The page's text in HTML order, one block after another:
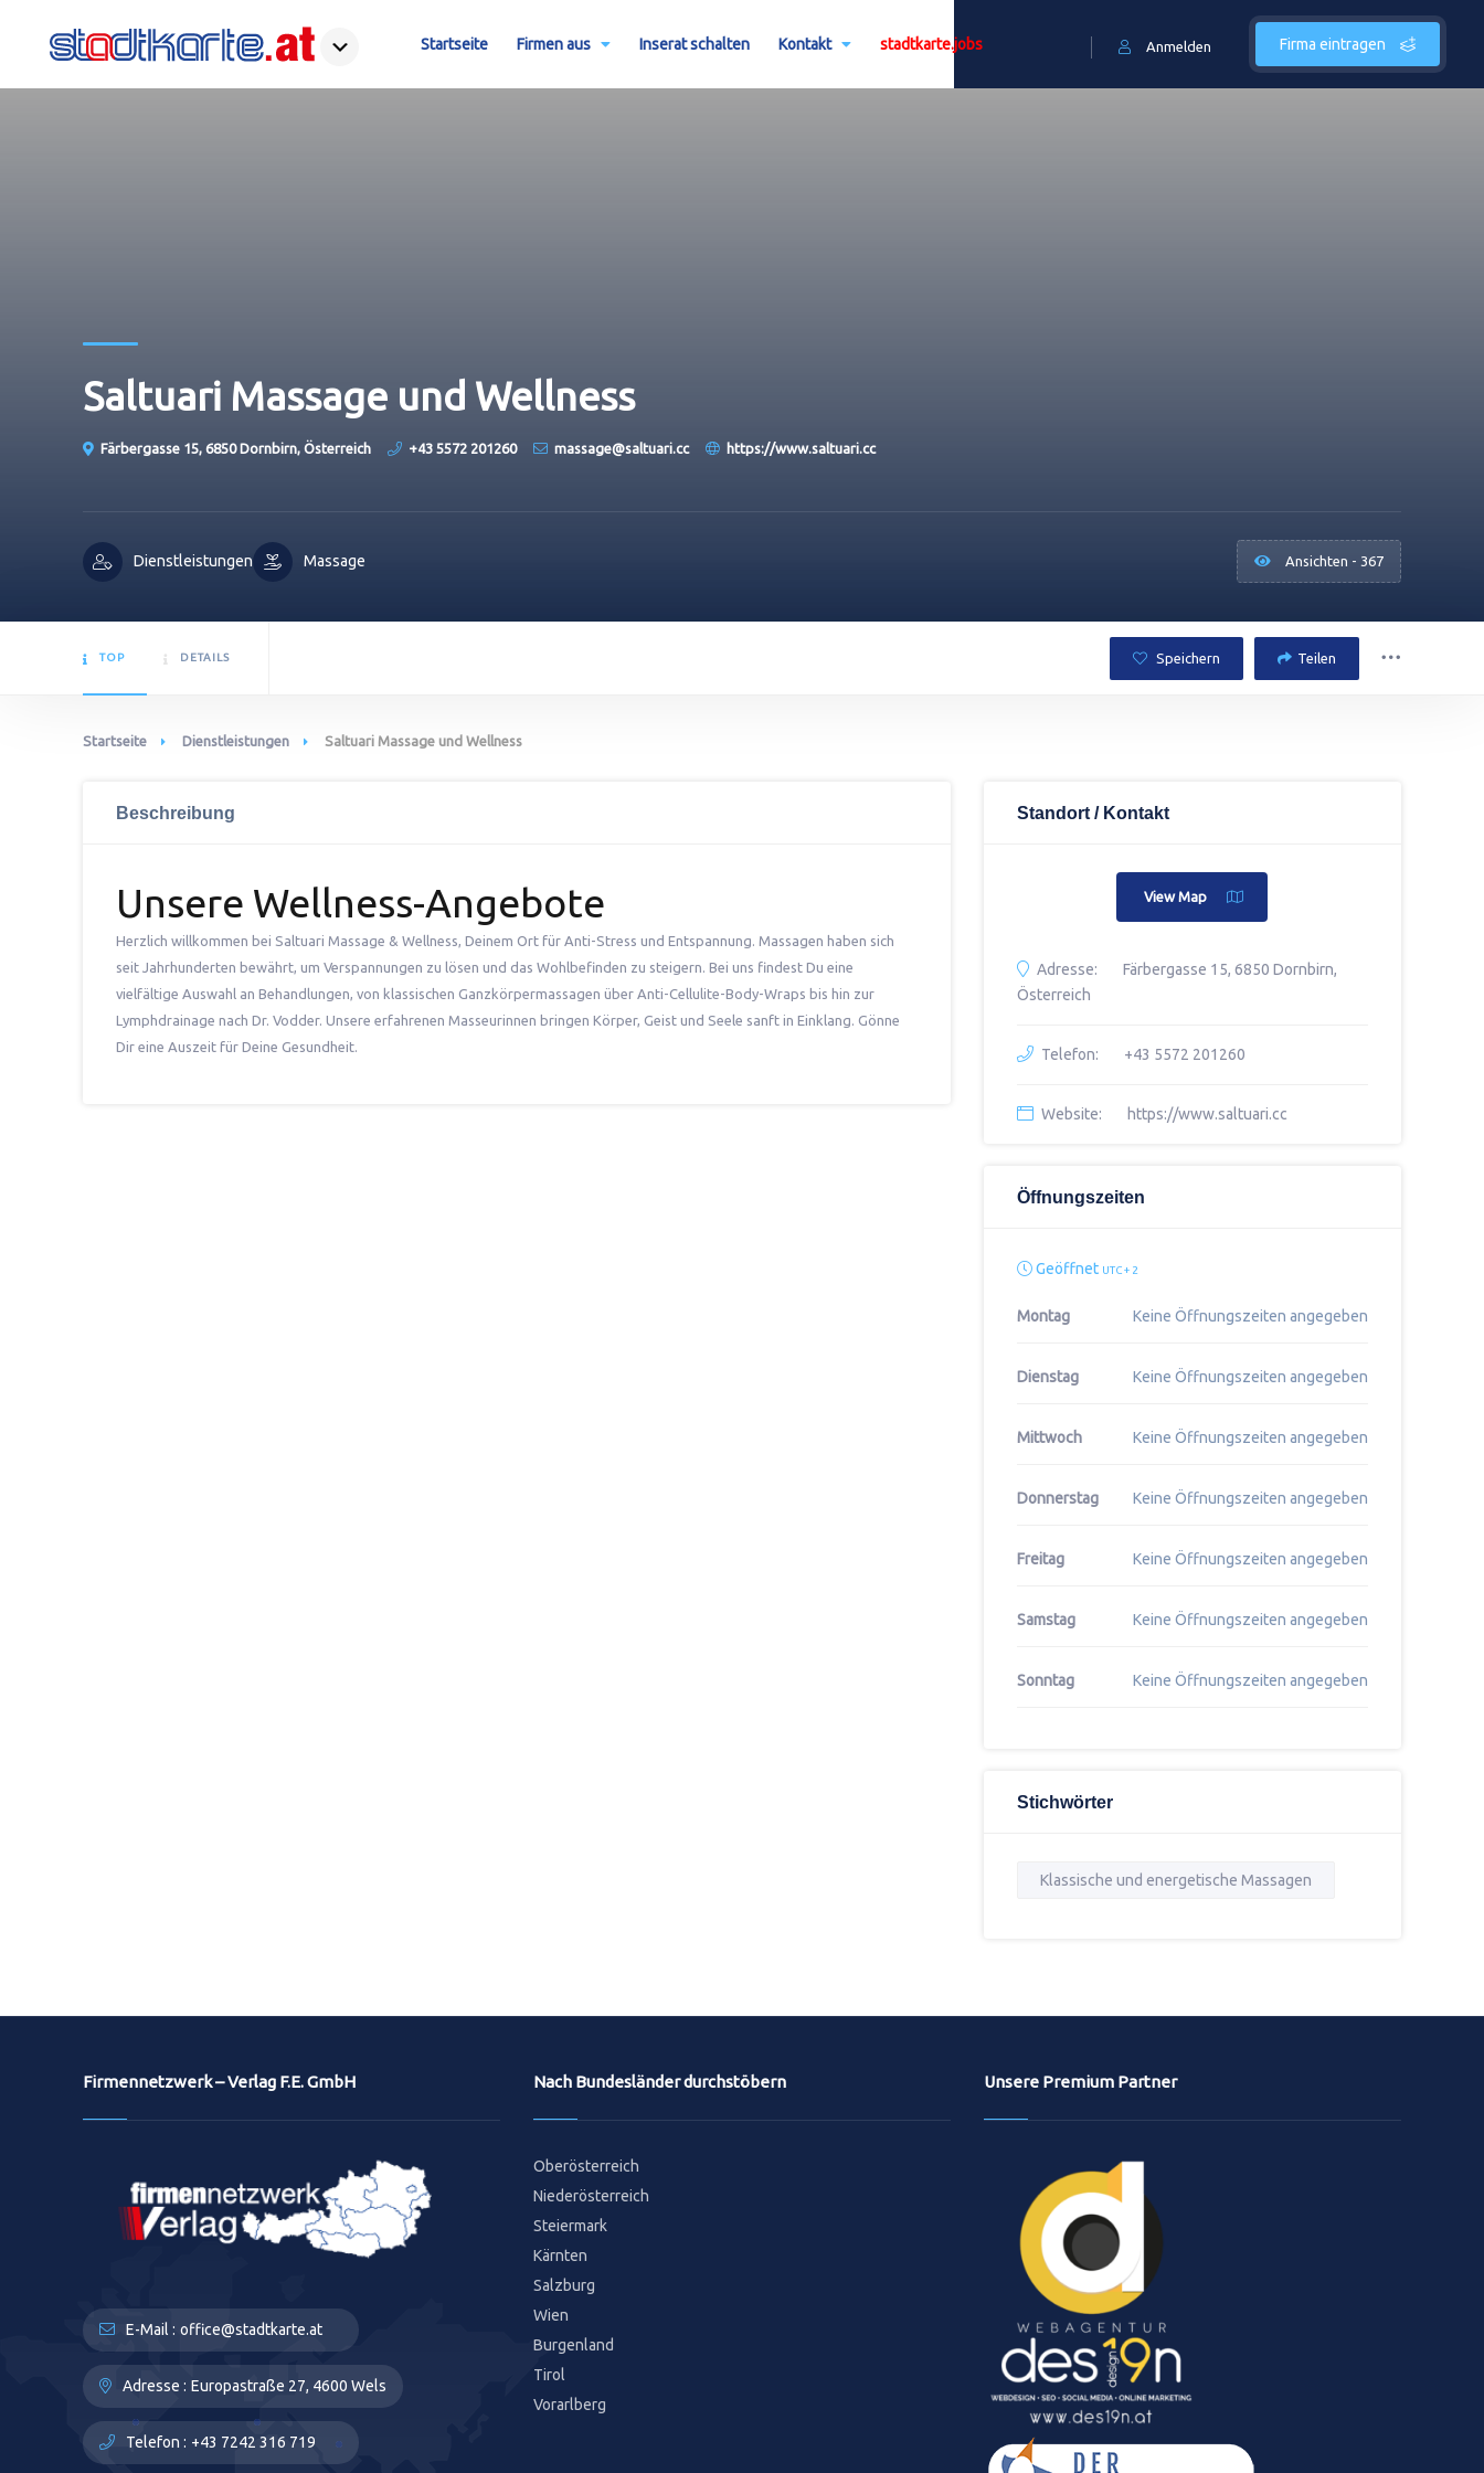
Firma eintragen
Anmelden
Startseite Firmen aus Inserat schalten Kontakt stadtkarte.jobs
Saltuari Massage und Wellness
Färbergasse 15, 6850 Dornbirn, Österreich +43 5572 201260 massage@saltuari.cc https://www.saltuari.cc
Dienstleistungen Massage Ansichten - 367
TOP DETAILS Speichern Teilen
Startseite Dienstleistungen Saltuari Massage und Wellness
Beschreibung
Unsere Wellness-Angebote
Herzlich willkommen bei Saltuari Massage & Wellness, Deinem Ort für Anti-Stress und Entspannung. Massagen haben sich
seit Jahrhunderten bewährt, um Verspannungen zu lösen und das Wohlbefinden zu steigern. Bei uns findest Du eine
vielfältige Auswahl an Behandlungen, von klassischen Ganzkörpermassagen über Anti-Cellulite-Body-Wraps bis hin zur
Lymphdrainage nach Dr. Vodder. Unsere erfahrenen Masseurinnen bringen Körper, Geist und Seele sanft in Einklang. Gönne
Dir eine Auszeit für Deine Gesundheit.
Standort / Kontakt
View Map
Adresse:
Färbergasse 15, 6850 Dornbirn,
Österreich
Telefon: +43 5572 201260
Website: https://www.saltuari.cc
Öffnungszeiten
Geöffnet UTC + 2
Montag Keine Öffnungszeiten angegeben
Dienstag Keine Öffnungszeiten angegeben
Mittwoch Keine Öffnungszeiten angegeben
Donnerstag Keine Öffnungszeiten angegeben
Freitag Keine Öffnungszeiten angegeben
Samstag Keine Öffnungszeiten angegeben
Sonntag Keine Öffnungszeiten angegeben
Stichwörter
Klassische und energetische Massagen
Firmennetzwerk – Verlag F.E. GmbH
E-Mail : office@stadtkarte.at
Adresse : Europastraße 27, 4600 Wels
Telefon : +43 7242 316 719
Nach Bundesländer durchstöbern
Oberösterreich
Niederösterreich
Steiermark
Kärnten
Salzburg
Wien
Burgenland
Tirol
Vorarlberg
Unsere Premium Partner